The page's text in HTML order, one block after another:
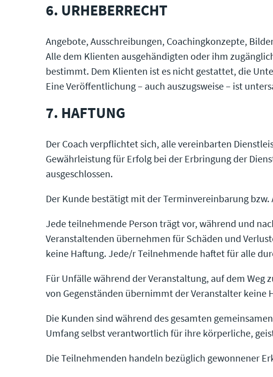
6. URHEBERRECHT
Angebote, Ausschreibungen, Coachingkonzepte,
Alle dem Klienten ausgehändigten oder ihm
bestimmt. Dem Klienten ist es nicht gestattet, die
Eine Veröffentlichung – auch auszugsweise – ist
7. HAFTUNG
Der Coach verpflichtet sich, alle vereinbarten
Gewährleistung für Erfolg bei der Erbringung der
ausgeschlossen.
Der Kunde bestätigt mit der Terminvereinbarung
Jede teilnehmende Person trägt vor, während und
Veranstaltenden übernehmen für Schäden und
keine Haftung. Jede/r Teilnehmende haftet für alle
Für Unfälle während der Veranstaltung, auf dem
von Gegenständen übernimmt der Veranstalter keine
Die Kunden sind während des gesamten
Umfang selbst verantwortlich für ihre körperliche,
Die Teilnehmenden handeln bezüglich gewonnener